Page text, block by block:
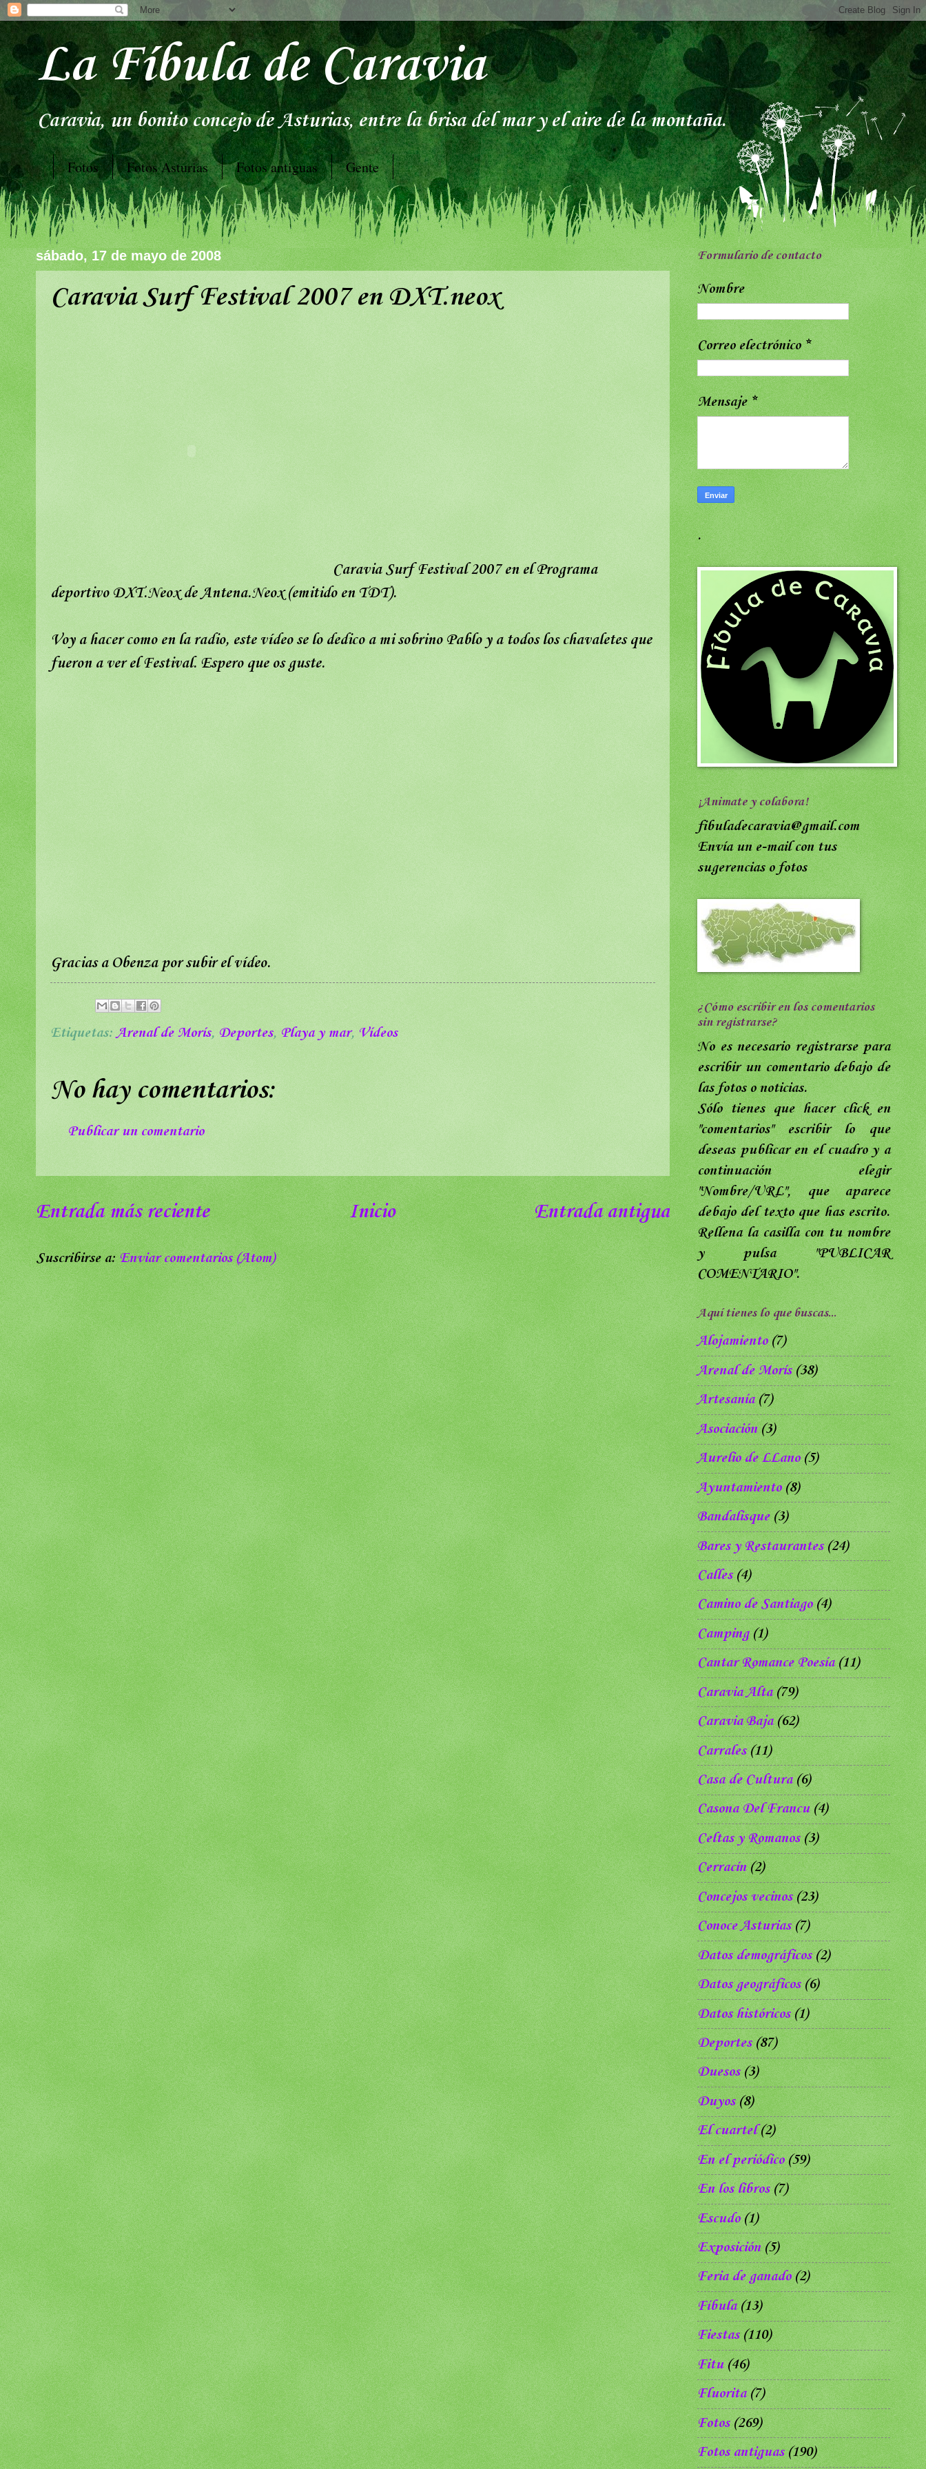
La Fíbula de Caravia
Caravia, un bonito concejo de Asturias, entre la brisa del mar y el aire de la montaña.
Fotos Fotos Asturias Fotos antiguas Gente
sábado, 17 de mayo de 2008
Caravia Surf Festival 2007 en DXT.neox
Caravia Surf Festival 2007en el Programa
deportivo DXT.Neox de Antena.Neox (emitido en TDT).
Voy a hacer como en la radio, este vídeo se lo dedico a mi sobrino Pablo y a todos los chavaletes que
fueron a ver el Festival. Espero que os guste.
Gracias a Obenza por subir el vídeo.
Etiquetas:Arenal de Morís, Deportes, Playa y mar, Vídeos
No hay comentarios:
Publicar un comentario
Entrada más reciente Entrada antigua
Inicio
Suscribirse a:Enviar comentarios (Atom)
Formulario de contacto
Nombre
Correo electrónico*
Mensaje*
.
¡Animate y colabora!
fibuladecaravia@gmail.com
Envía un e-mail con tus
sugerencias o fotos
¿Cómo escribir en los comentarios
sin registrarse?
No es necesario registrarse para
escribir un comentario debajo de
las fotos o noticias.
Sólo tienes que hacer click en
"comentarios"escribir lo que
deseas publicar en el cuadro y a
continuación elegir
"Nombre/URL",que aparece
debajo del texto que has escrito.
Rellena la casilla con tu nombre
y pulsa"PUBLICAR
COMENTARIO".
Aquí tienes lo que buscas...
Alojamiento (7)
Arenal de Morís (38)
Artesanía (7)
Asociación (3)
Aurelio de LLano (5)
Ayuntamiento (8)
Bandalisque (3)
Bares y Restaurantes (24)
Calles (4)
Camino de Santiago (4)
Camping (1)
Cantar Romance Poesía (11)
Caravia Alta (79)
Caravia Baja (62)
Carrales (11)
Casa de Cultura (6)
Casona Del Francu (4)
Celtas y Romanos (3)
Cerracín (2)
Concejos vecinos (23)
Conoce Asturias (7)
Datos demográficos (2)
Datos geográficos (6)
Datos históricos (1)
Deportes (87)
Duesos (3)
Duyos (8)
El cuartel (2)
En el periódico (59)
En los libros (7)
Escudo (1)
Exposición (5)
Feria de ganado (2)
Fíbula (13)
Fiestas (110)
Fitu (46)
Fluorita (7)
Fotos (269)
Fotos antiguas (190)